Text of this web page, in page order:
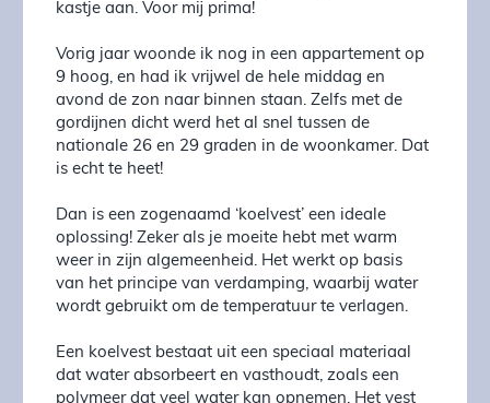
kastje aan. Voor mij prima!
Vorig jaar woonde ik nog in een appartement op
9 hoog, en had ik vrijwel de hele middag en
avond de zon naar binnen staan. Zelfs met de
gordijnen dicht werd het al snel tussen de
nationale 26 en 29 graden in de woonkamer. Dat
is echt te heet!
Dan is een zogenaamd ‘koelvest’ een ideale
oplossing! Zeker als je moeite hebt met warm
weer in zijn algemeenheid. Het werkt op basis
van het principe van verdamping, waarbij water
wordt gebruikt om de temperatuur te verlagen.
Een koelvest bestaat uit een speciaal materiaal
dat water absorbeert en vasthoudt, zoals een
polymeer dat veel water kan opnemen. Het vest